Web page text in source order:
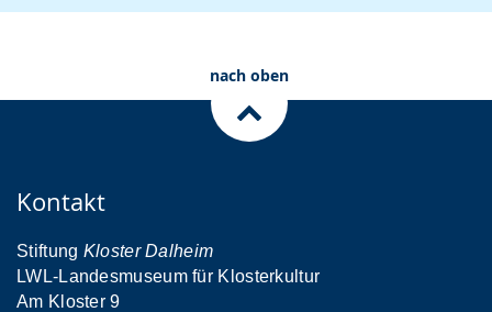
nach oben
Kontakt
Stiftung Kloster Dalheim
LWL-Landesmuseum für Klosterkultur
Am Kloster 9